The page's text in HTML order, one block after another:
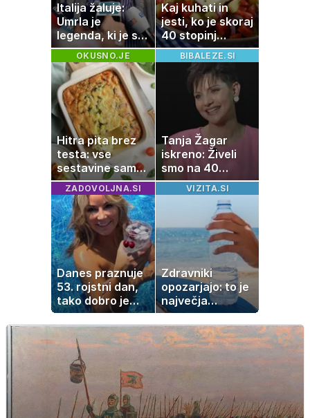
Italija žaluje:
Umrla je
legenda, ki je s
svojimi pesmimi
zaznamovala
Italijo
Kaj kuhati in
jesti, ko je skoraj
40 stopinj
Celzija: 5 kosil
brez prižiganja
pečice
OKUSNO.JE
Hitra pita brez
testa: vse
sestavine samo
zmešate in
pečica opravi
ostalo
BIBALEZE.SI
Tanja Žagar
iskreno: Živeli
smo na 40
kvadratih, a
imela sem vse,
potrebuje
ZADOVOLJNA.SI
Danes praznuje
53. rojstni dan,
tako dobro je
videti znana
Slovenka
VIZITA.SI
Zdravniki
opozarjajo: to je
največja
napaka, ki jo
ljudje delajo med
vročino